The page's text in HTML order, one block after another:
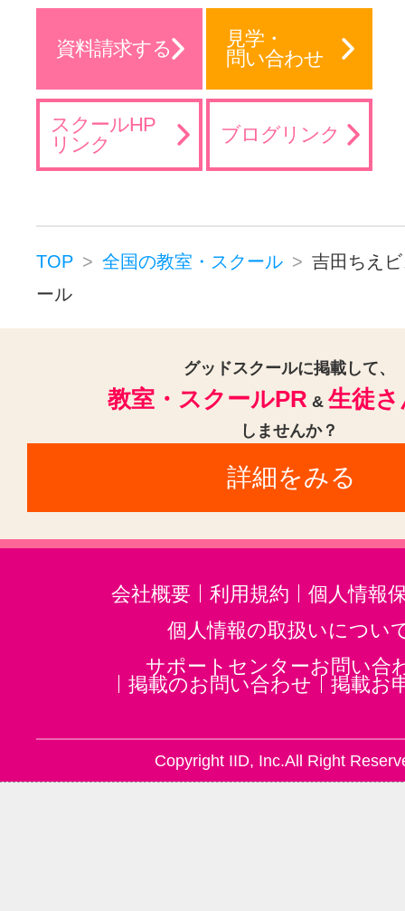
資料請求する
見学・
問い合わせ
スクールHP
リンク
ブログリンク
TOP 全国の教室・スクール
吉田ちえ
ール
グッドスクールに掲載して、
教室・スクールPR & 生徒
しませんか？
詳細をみる
会社概要 利用規約
個人情報
個人情報の取扱いについ
サポートセンターお問い合
掲載のお問い合わせ
掲載お
Copyright IID, Inc.All Right